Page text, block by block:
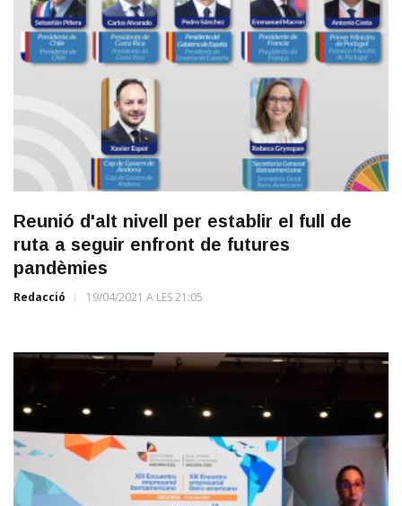
Reunió d'alt nivell per establir el full de
ruta a seguir enfront de futures
pandèmies
Redacció 19/04/2021 A LES 21:05